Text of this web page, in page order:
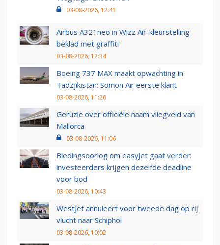
03-08-2026, 12:41
Airbus A321neo in Wizz Air-kleurstelling
beklad met graffiti
03-08-2026, 12:34
Boeing 737 MAX maakt opwachting in
Tadzjikistan: Somon Air eerste klant
03-08-2026, 11:26
Geruzie over officiële naam vliegveld van
Mallorca
03-08-2026, 11:06
Biedingsoorlog om easyJet gaat verder:
investeerders krijgen dezelfde deadline
voor bod
03-08-2026, 10:43
WestJet annuleert voor tweede dag op rij
vlucht naar Schiphol
03-08-2026, 10:02